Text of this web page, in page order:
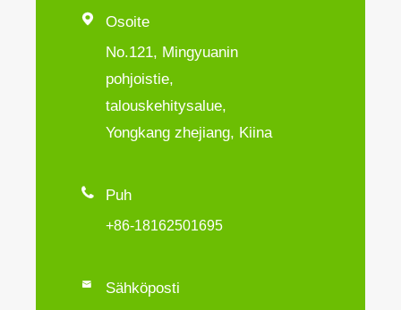

Osoite
No.121, Mingyuanin
pohjoistie,
talouskehitysalue,
Yongkang zhejiang, Kiina
 Puh
+86-18162501695
 Sähköposti